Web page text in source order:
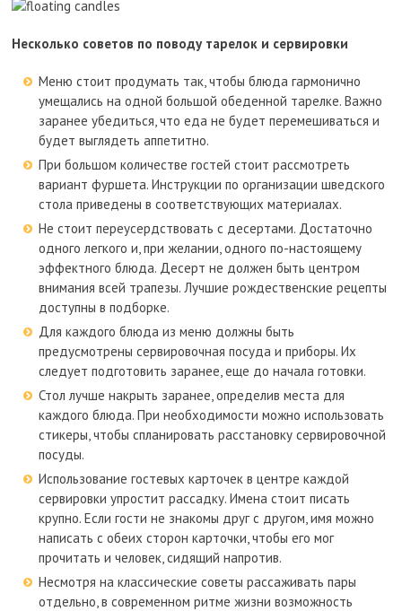
Несколько советов по поводу тарелок и сервировки
Меню стоит продумать так, чтобы блюда гармонично
умещались на одной большой обеденной тарелке. Важно
заранее убедиться, что еда не будет перемешиваться и
будет выглядеть аппетитно.
При большом количестве гостей стоит рассмотреть
вариант фуршета. Инструкции по организации шведского
стола приведены в соответствующих материалах.
Не стоит переусердствовать с десертами. Достаточно
одного легкого и, при желании, одного по-настоящему
эффектного блюда. Десерт не должен быть центром
внимания всей трапезы. Лучшие рождественские рецепты
доступны в подборке.
Для каждого блюда из меню должны быть
предусмотрены сервировочная посуда и приборы. Их
следует подготовить заранее, еще до начала готовки.
Стол лучше накрыть заранее, определив места для
каждого блюда. При необходимости можно использовать
стикеры, чтобы спланировать расстановку сервировочной
посуды.
Использование гостевых карточек в центре каждой
сервировки упростит рассадку. Имена стоит писать
крупно. Если гости не знакомы друг с другом, имя можно
написать с обеих сторон карточки, чтобы его мог
прочитать и человек, сидящий напротив.
Несмотря на классические советы рассаживать пары
отдельно, в современном ритме жизни возможность